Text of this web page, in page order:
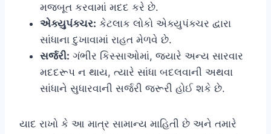
મજબૂત કરવામાં મદદ કરે છે.
એક્યુપંક્ચર: કેટલાક લોકો એક્યુપંક્ચર દ્વારા
સાંધાના દુખાવામાં રાહત મેળવે છે.
સર્જરી: ગંભીર કિસ્સાઓમાં, જ્યારે અન્ય સારવાર
મદદરૂપ ન થાય, ત્યારે સાંધા બદલવાની અથવા
સાંધાને સુધારવાની સર્જરી જરૂરી હોઈ શકે છે.
યાદ રાખો કે આ માત્ર સામાન્ય માહિતી છે અને તમારે